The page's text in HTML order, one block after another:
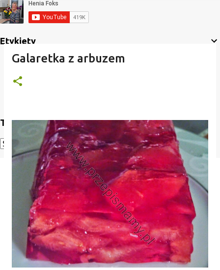
Etykiety
Translate
Powered by Translate
Galaretka z arbuzem